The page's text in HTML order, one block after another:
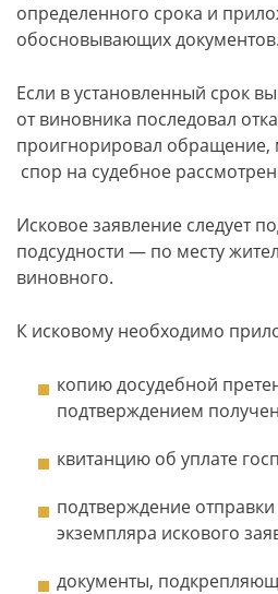
определенного срока и
обосновывающих документов.
Если в установленный срок
от виновника последовал
проигнорировал обращение,
спор на судебное
Исковое заявление следует
подсудности — по месту
виновного.
К исковому необходимо
копию досудебной
подтверждением
квитанцию об уплате
подтверждение отправки
экземпляра искового
документы,